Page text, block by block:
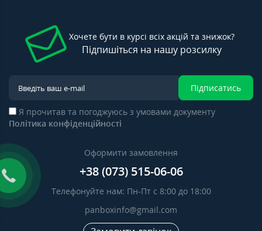
Хочете бути в курсі всіх акцій та знижок?
Підпишіться на нашу розсилку
Підписатись
Я прочитав та погоджуюсь з умовами документу
Політика конфіденційності
Оформити замовлення
+38 (073) 515-06-06
Телефонуйте нам: Пн-Пт с 8:00 до 18:00
panboxinfo@gmail.com